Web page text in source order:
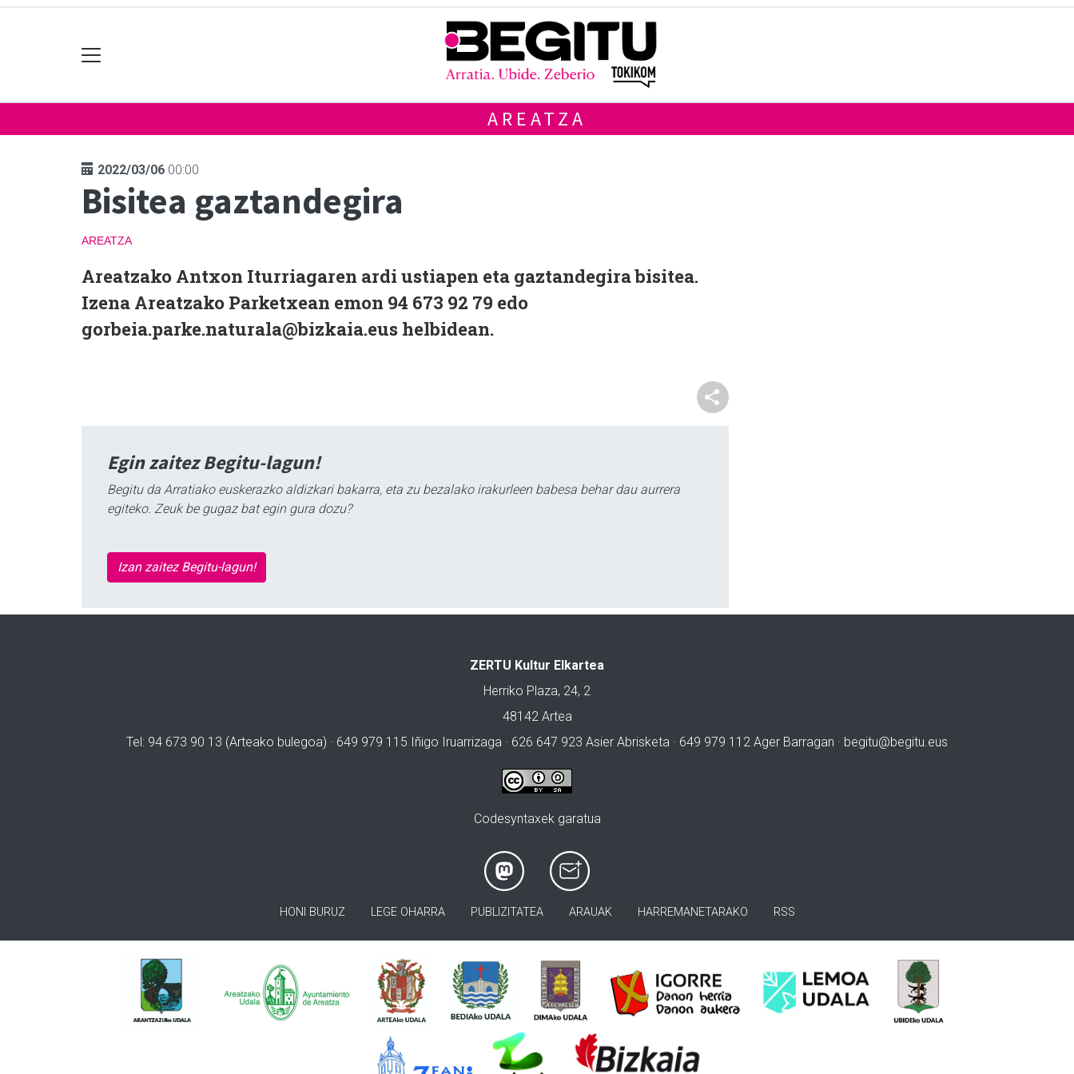
AREATZA
2022/03/06 00:00
Bisitea gaztandegira
AREATZA
Areatzako Antxon Iturriagaren ardi ustiapen eta gaztandegira bisitea.
Izena Areatzako Parketxean emon 94 673 92 79 edo
gorbeia.parke.naturala@bizkaia.eus helbidean.
Egin zaitez Begitu-lagun!
Begitu da Arratiako euskerazko aldizkari bakarra, eta zu bezalako irakurleen babesa behar dau aurrera
egiteko. Zeuk be gugaz bat egin gura dozu?
Izan zaitez Begitu-lagun!
ZERTU Kultur Elkartea
Herriko Plaza, 24, 2
48142 Artea
Tel: 94 673 90 13 (Arteako bulegoa) · 649 979 115 Iñigo Iruarrizaga · 626 647 923 Asier Abrisketa · 649 979 112 Ager Barragan · begitu@begitu.eus
Codesyntaxek garatua
HONI BURUZ LEGE OHARRA PUBLIZITATEA ARAUAK HARREMANETARAKO RSS